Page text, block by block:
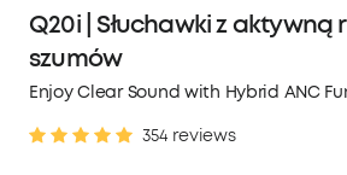
Q20i | Słuchawki z
szumów
Enjoy Clear Sound with Hybrid ANC
354 reviews